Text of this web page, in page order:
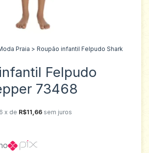
Praia > Roupão infantil Felpudo Shark
Felpudo
73468
6 x de R$11,66 sem juros